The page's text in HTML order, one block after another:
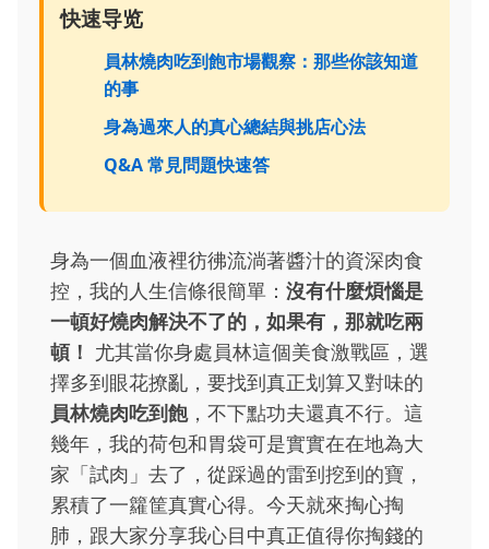
快速导览
員林燒肉吃到飽市場觀察：那些你該知道
的事
身為過來人的真心總結與挑店心法
Q&A 常見問題快速答
身為一個血液裡彷彿流淌著醬汁的資深肉食
控，我的人生信條很簡單： 沒有什麼煩惱是
一頓好燒肉解決不了的，如果有，那就吃兩
頓！ 尤其當你身處員林這個美食激戰區，選
擇多到眼花撩亂，要找到真正划算又對味的
員林燒肉吃到飽，不下點功夫還真不行。這
幾年，我的荷包和胃袋可是實實在在地為大
家「試肉」去了，從踩過的雷到挖到的寶，
累積了一籮筐真實心得。今天就來掏心掏
肺，跟大家分享我心目中真正值得你掏錢的